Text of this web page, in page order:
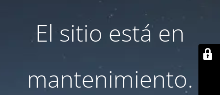
El sitio está en
mantenimiento.